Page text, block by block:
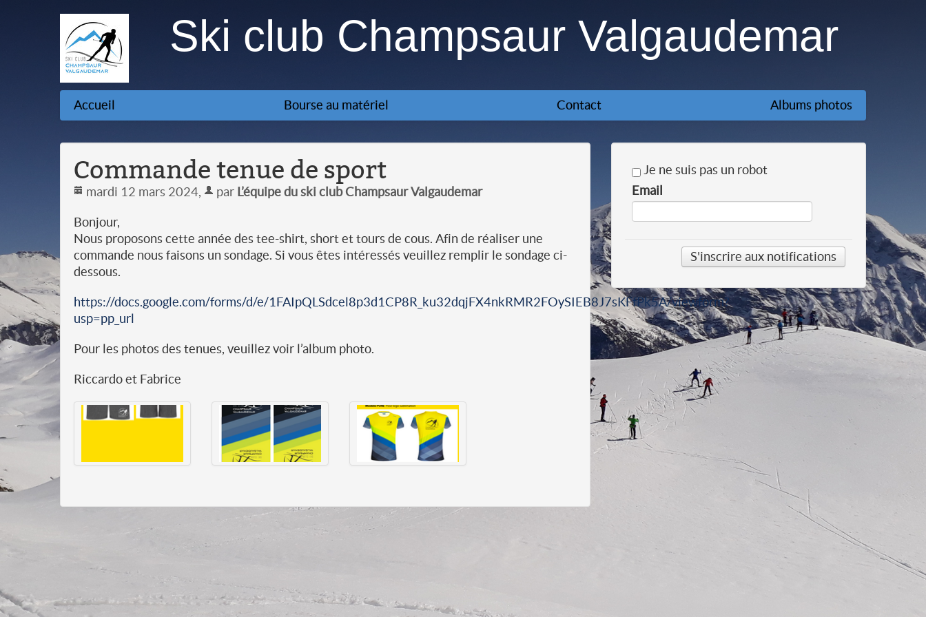
Ski club Champsaur Valgaudemar
Accueil Bourse au matériel Contact Albums photos
Commande tenue de sport
mardi 12 mars 2024, par L’équipe du ski club Champsaur Valgaudemar
Bonjour,
Nous proposons cette année des tee-shirt, short et tours de cous. Afin de réaliser une
commande nous faisons un sondage. Si vous êtes intéressés veuillez remplir le sondage ci-
dessous.
https://docs.google.com/forms/d/e/1FAIpQLSdcel8p3d1CP8R_ku32dqjFX4nkRMR2FOySIEB8J7sKFfPk5A/viewform?
usp=pp_url
Pour les photos des tenues, veuillez voir l’album photo.
Riccardo et Fabrice
Je ne suis pas un robot
Email